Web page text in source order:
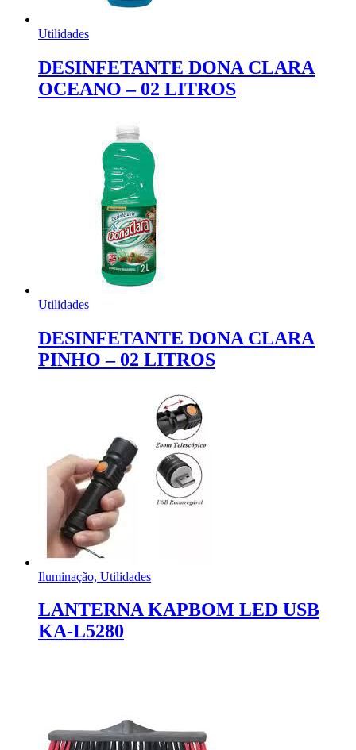
Utilidades
DESINFETANTE DONA CLARA
OCEANO – 02 LITROS
Utilidades
DESINFETANTE DONA CLARA
PINHO – 02 LITROS
Iluminação, Utilidades
LANTERNA KAPBOM LED USB
KA-L5280